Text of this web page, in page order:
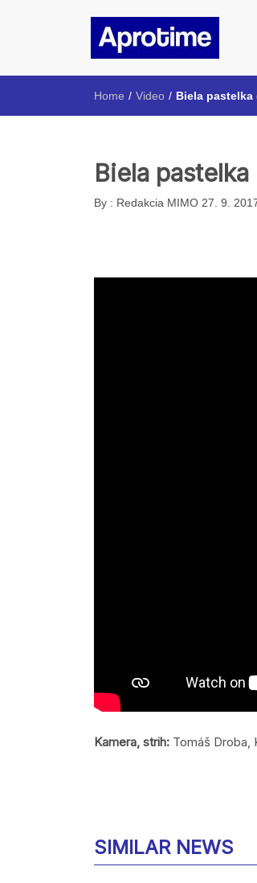
Internetový magazín
Home / Video / Biela pastelka
Biela
By : Redakcia MIMO 27. 9.
Kamera, strih: Tomáš Droba,
SIMILAR NEWS